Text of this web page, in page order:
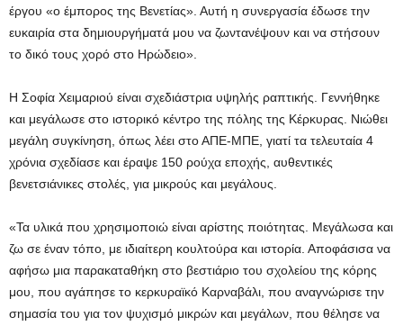
έργου «ο έμπορος της Βενετίας». Αυτή η συνεργασία έδωσε την
ευκαιρία στα δημιουργήματά μου να ζωντανέψουν και να στήσουν
το δικό τους χορό στο Ηρώδειο».
Η Σοφία Χειμαριού είναι σχεδιάστρια υψηλής ραπτικής. Γεννήθηκε
και μεγάλωσε στο ιστορικό κέντρο της πόλης της Κέρκυρας. Νιώθει
μεγάλη συγκίνηση, όπως λέει στο ΑΠΕ-ΜΠΕ, γιατί τα τελευταία 4
χρόνια σχεδίασε και έραψε 150 ρούχα εποχής, αυθεντικές
βενετσιάνικες στολές, για μικρούς και μεγάλους.
«Τα υλικά που χρησιμοποιώ είναι αρίστης ποιότητας. Μεγάλωσα και
ζω σε έναν τόπο, με ιδιαίτερη κουλτούρα και ιστορία. Αποφάσισα να
αφήσω μια παρακαταθήκη στο βεστιάριο του σχολείου της κόρης
μου, που αγάπησε το κερκυραϊκό Καρναβάλι, που αναγνώρισε την
σημασία του για τον ψυχισμό μικρών και μεγάλων, που θέλησε να